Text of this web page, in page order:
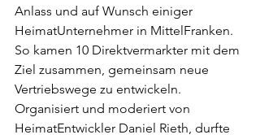
Anlass und auf Wunsch einiger
HeimatUnternehmer in MittelFranken.
So kamen 10 Direktvermarkter mit dem
Ziel zusammen, gemeinsam neue
Vertriebswege zu entwickeln.
Organisiert und moderiert von
HeimatEntwickler Daniel Rieth, durfte